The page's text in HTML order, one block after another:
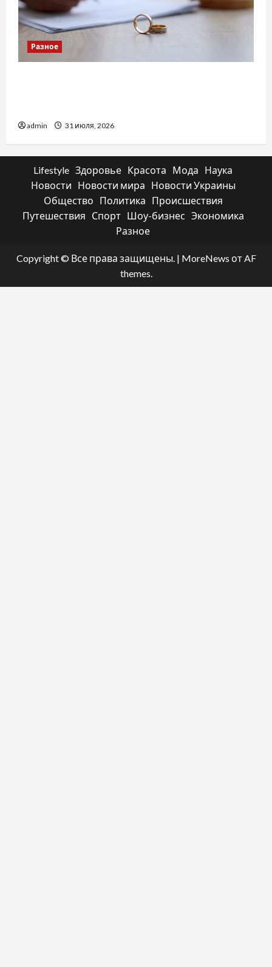
Разное
admin 31 июля, 2026
Lifestyle Здоровье Красота Мода
Наука
Новости
Новости мира
Новости Украины
Общество
Политика
Происшествия
Путешествия
Спорт Шоу-бизнес Экономика
Разное
Copyright © Все права защищены. | MoreNews от AF
themes.